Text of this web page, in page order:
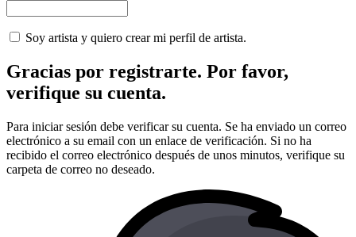
Soy artista y quiero crear mi perfil de artista.
Gracias por registrarte. Por favor,
verifique su cuenta.
Para iniciar sesión debe verificar su cuenta. Se ha enviado un correo
electrónico a su email con un enlace de verificación. Si no ha
recibido el correo electrónico después de unos minutos, verifique su
carpeta de correo no deseado.